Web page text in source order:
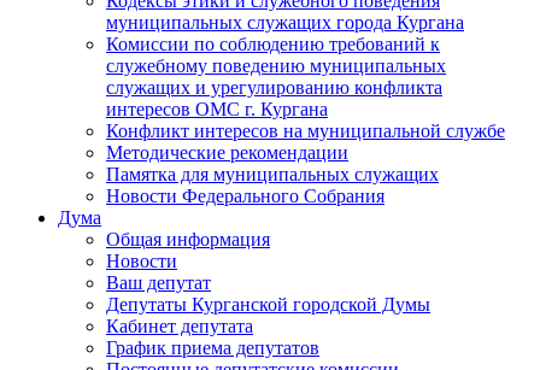
муниципальных служащих города Кургана
Комиссии по соблюдению требований к
служебному поведению муниципальных
служащих и урегулированию конфликта
интересов ОМС г. Кургана
Конфликт интересов на муниципальной службе
Методические рекомендации
Памятка для муниципальных служащих
Новости Федерального Cобрания
Дума
Общая информация
Новости
Ваш депутат
Депутаты Курганской городской Думы
Кабинет депутата
График приема депутатов